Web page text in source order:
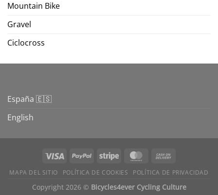
Mountain Bike
Gravel
Ciclocross
España 🇪🇸
English
Visa PayPal Stripe MasterCard
Delivery
MAPA DEL SITIO POLÍTICA DE COOKIES POLÍTICA DE PRIVACIDAD
Copyright 2026 © Bicycles4ever Cycling Culture